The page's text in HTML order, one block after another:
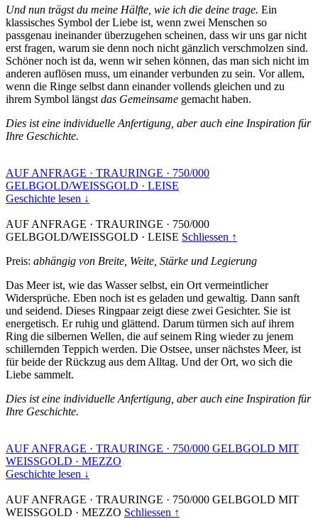
Und nun trägst du meine Hälfte, wie ich die deine trage. Ein
klassisches Symbol der Liebe ist, wenn zwei Menschen so
passgenau ineinander überzugehen scheinen, dass wir uns gar nicht
erst fragen, warum sie denn noch nicht gänzlich verschmolzen sind.
Schöner noch ist da, wenn wir sehen können, das man sich nicht im
anderen auflösen muss, um einander verbunden zu sein. Vor allem,
wenn die Ringe selbst dann einander vollends gleichen und zu
ihrem Symbol längst das Gemeinsame gemacht haben.
Dies ist eine individuelle Anfertigung, aber auch eine Inspiration für
Ihre Geschichte.
AUF ANFRAGE · TRAURINGE · 750/000
GELBGOLD/WEISSGOLD · LEISE
Geschichte lesen ↓
AUF ANFRAGE · TRAURINGE · 750/000
GELBGOLD/WEISSGOLD · LEISE Schliessen ↑
Preis: abhängig von Breite, Weite, Stärke und Legierung
Das Meer ist, wie das Wasser selbst, ein Ort vermeintlicher
Widersprüche. Eben noch ist es geladen und gewaltig. Dann sanft
und seidend. Dieses Ringpaar zeigt diese zwei Gesichter. Sie ist
energetisch. Er ruhig und glättend. Darum türmen sich auf ihrem
Ring die silbernen Wellen, die auf seinem Ring wieder zu jenem
schillernden Teppich werden. Die Ostsee, unser nächstes Meer, ist
für beide der Rückzug aus dem Alltag. Und der Ort, wo sich die
Liebe sammelt.
Dies ist eine individuelle Anfertigung, aber auch eine Inspiration für
Ihre Geschichte.
AUF ANFRAGE · TRAURINGE · 750/000 GELBGOLD MIT
WEISSGOLD · MEZZO
Geschichte lesen ↓
AUF ANFRAGE · TRAURINGE · 750/000 GELBGOLD MIT
WEISSGOLD · MEZZO Schliessen ↑